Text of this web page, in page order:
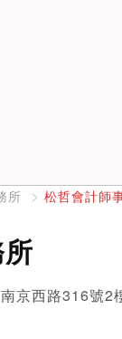
所 松哲會計師
西路316號2